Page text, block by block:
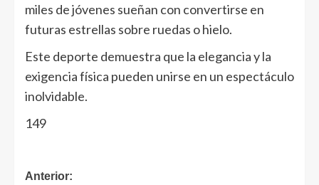
miles de jóvenes sueñan con convertirse en
futuras estrellas sobre ruedas o hielo.
Este deporte demuestra que la elegancia y la
exigencia física pueden unirse en un espectáculo
inolvidable.
149
Anterior: